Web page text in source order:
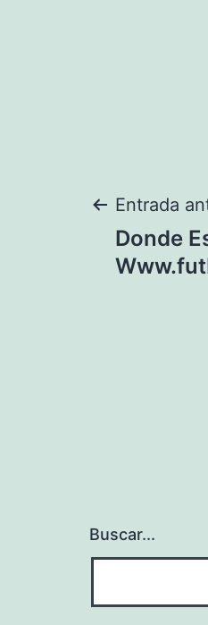
de
Entrada
Donde
Buscar...